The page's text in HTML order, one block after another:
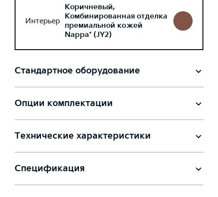
Интерьер
Коричневый,
Комбинированная отделка
премиальной кожей
Nappa* (JY2)
Стандартное оборудование
Опции комплектации
Технические характеристики
Спецификация